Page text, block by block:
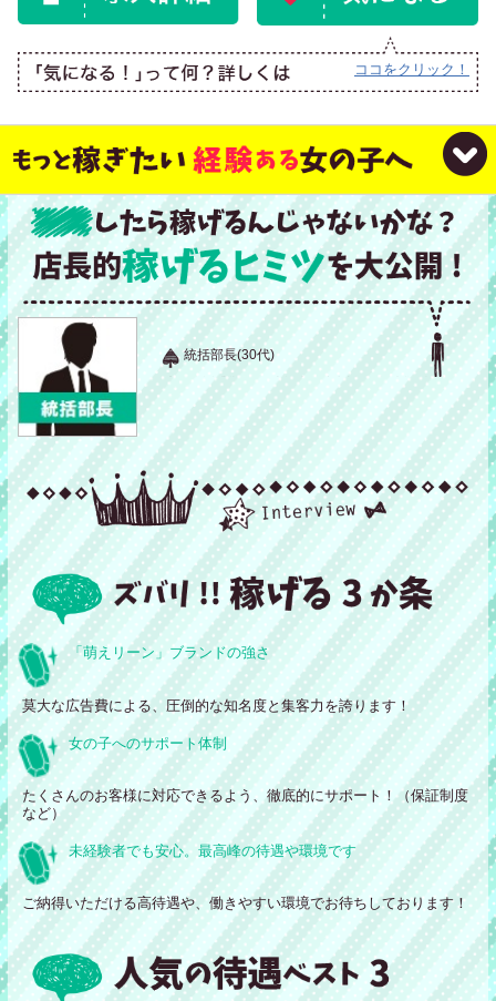
ココをクリック！
統括部長(30代)
「萌えリーン」ブランドの強さ
莫大な広告費による、圧倒的な知名度と集客力を誇ります！
女の子へのサポート体制
たくさんのお客様に対応できるよう、徹底的にサポート！（保証制度
など）
未経験者でも安心。最高峰の待遇や環境です
ご納得いただける高待遇や、働きやすい環境でお待ちしております！